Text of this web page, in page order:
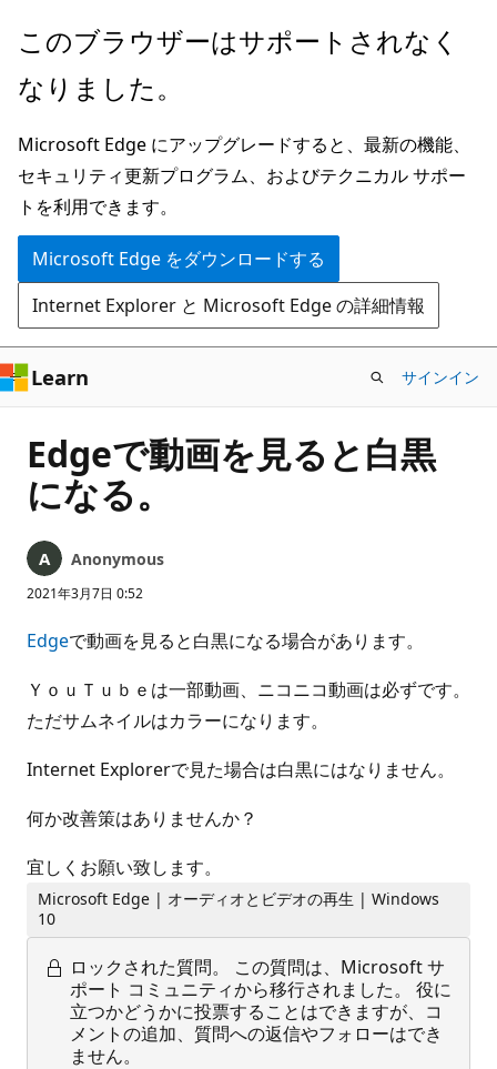
メ
ン
ン
テ
ン
ツ
に
ス
キ
ッ
プ
このブラウザーはサポートされなく
なりました。
Microsoft Edge にアップグレードすると、最新の機能、
セキュリティ更新プログラム、およびテクニカル サポー
トを利用できます。
Microsoft Edge をダウンロードする
Internet Explorer と Microsoft Edge の詳細情報
Learn サインイン
Edgeで動画を見ると白黒
になる。
Anonymous
2021年3月7日 0:52
Edgeで動画を見ると白黒になる場合があります。
ＹｏｕＴｕｂｅは一部動画、ニコニコ動画は必ずです。
ただサムネイルはカラーになります。
Internet Explorerで見た場合は白黒にはなりません。
何か改善策はありませんか？
宜しくお願い致します。
Microsoft Edge | オーディオとビデオの再生 | Windows
10
ロックされた質問。
この質問は、Microsoft サ
ポート コミュニティから移行されました。 役に
立つかどうかに投票することはできますが、コ
メントの追加、質問への返信やフォローはでき
ません。